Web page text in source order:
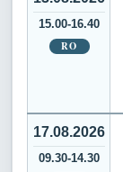
15.00-16.40
RO
17.08.2026
09.30-14.30